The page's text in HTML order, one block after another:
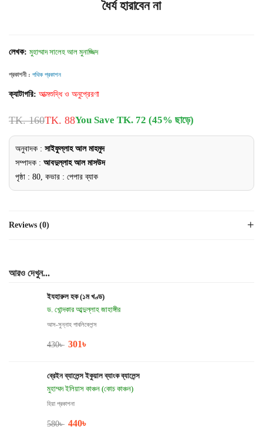
ধৈর্য হারাবেন না
লেখক: মুহাম্মাদ সালেহ আল মুনাজ্জিদ
প্রকাশনী : পথিক প্রকাশন
ক্যাটাগরি: আত্মশুদ্ধি ও অনুপ্রেরণা
TK. 160TK. 88You Save TK. 72 (45% ছাড়ে)
অনুবাদক : সাইফুল্লাহ আল মাহমুদ
সম্পাদক : আবদুল্লাহ আল মাসউদ
পৃষ্ঠা : 80, কভার : পেপার ব্যাক
Reviews (0)
আরও দেখুন...
ইযহারুল হক (১ম খণ্ড)
ড. খোন্দকার আব্দুল্লাহ জাহাঙ্গীর
আস-সুন্নাহ পাবলিকেশন্স
430৳ 301৳
ব্রেইন ব্যালেন্স ইকুয়াল ব্যাংক ব্যালেন্স
মুহাম্মদ ইলিয়াস কাঞ্চন (কোচ কাঞ্চন)
হিয়া প্রকাশনা
580৳ 440৳